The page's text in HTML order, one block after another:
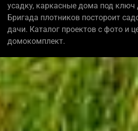
усадку, каркасные дома под
Бригада плотников постороит
дачи. Каталог проектов с фото и
домокомплект.